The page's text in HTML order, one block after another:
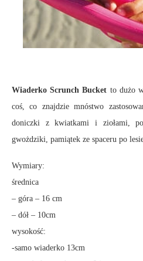
Wiaderko Scrunch Bucket to dużo
coś, co znajdzie mnóstwo
doniczki z kwiatkami i ziołami,
gwożdziki, pamiątek ze spaceru po
Wymiary:
średnica
– góra – 16 cm
– dół – 10cm
wysokość:
-samo wiaderko 13cm